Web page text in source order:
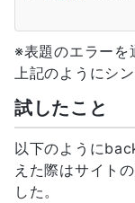
14
"16" :
15
"32" :
16
"48" :
17
"128"
18
},
20
21
}
22
※表題のエラーを
上記のようにシ
試したこと
以下のように
えた際はサイト
した。